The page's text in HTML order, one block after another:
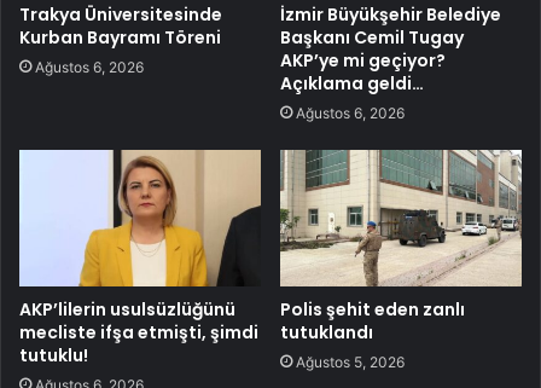
Trakya Üniversitesinde
Kurban Bayramı Töreni
Ağustos 6, 2026
İzmir Büyükşehir Belediye
Başkanı Cemil Tugay
AKP’ye mi geçiyor?
Açıklama geldi…
Ağustos 6, 2026
AKP’lilerin usulsüzlüğünü
mecliste ifşa etmişti, şimdi
tutuklu!
Polis şehit eden zanlı
tutuklandı
Ağustos 5, 2026